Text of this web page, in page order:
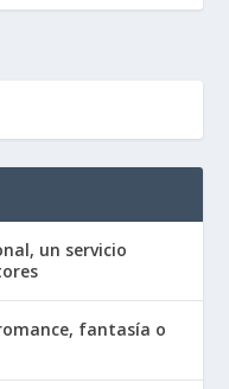
un servicio
fantasía o